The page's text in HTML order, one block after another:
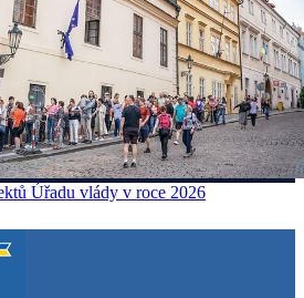
Úřadu vlády v roce 2026